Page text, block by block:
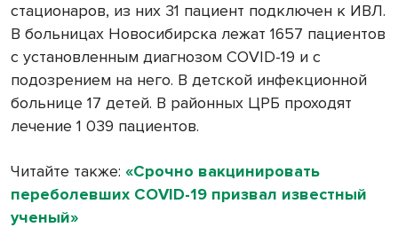
стационаров, из них 31 пациент подключен к ИВЛ.
В больницах Новосибирска лежат 1657 пациентов
с установленным диагнозом COVID-19 и с
подозрением на него. В детской инфекционной
больнице 17 детей. В районных ЦРБ проходят
лечение 1 039 пациентов.
Читайте также: «Срочно вакцинировать
переболевших COVID-19 призвал известный
ученый»